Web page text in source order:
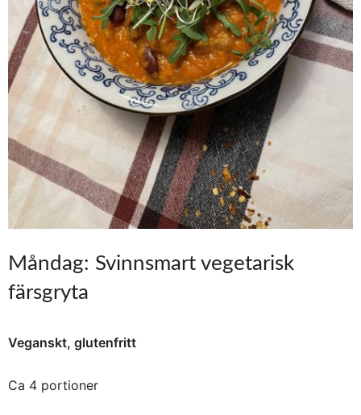
Måndag: Svinnsmart vegetarisk
färsgryta
Veganskt, glutenfritt
Ca 4 portioner